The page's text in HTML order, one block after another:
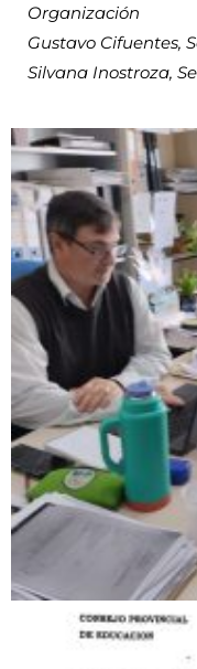
Organización
Gustavo Cifuentes,
Silvana Inostroza,